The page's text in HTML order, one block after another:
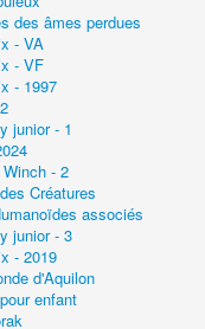
des âmes perdues
- VA
- VF
- 1997
junior - 1
Winch - 2
Créatures
associés
junior - 3
- 2019
d'Aquilon
enfant